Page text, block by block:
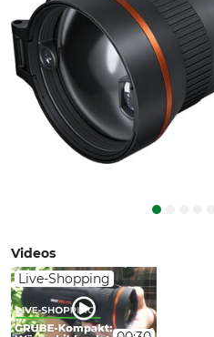
Videos
Live-Shopping